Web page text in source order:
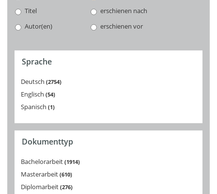
Titel
erschienen nach
Autor(en)
erschienen vor
Sprache
Deutsch 2754
Englisch 54
Spanisch 1
Dokumenttyp
Bachelorarbeit 1914
Masterarbeit 610
Diplomarbeit 276